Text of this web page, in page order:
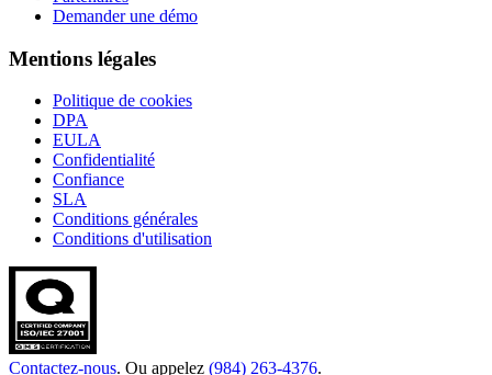
Demander une démo
Mentions légales
Politique de cookies
DPA
EULA
Confidentialité
Confiance
SLA
Conditions générales
Conditions d'utilisation
Contactez-nous. Ou appelez (984) 263-4376.